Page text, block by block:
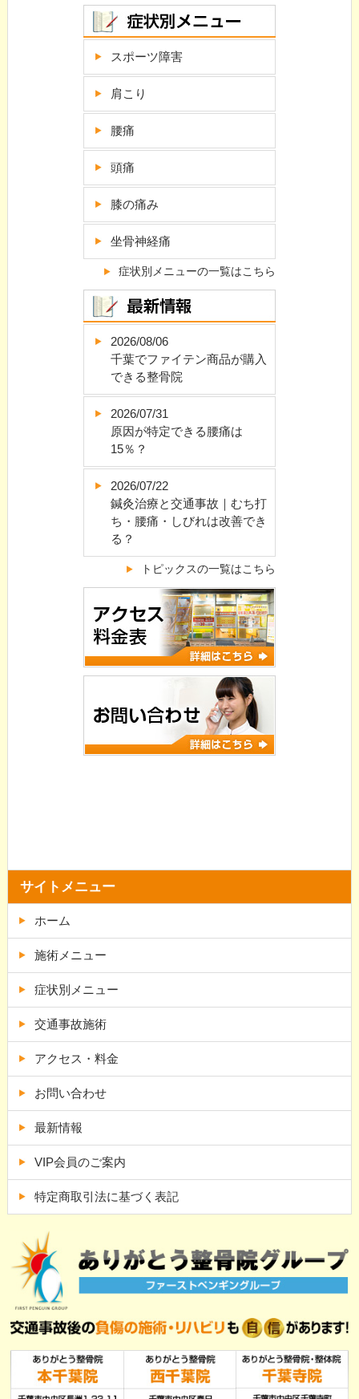
スポーツ障害
肩こり
腰痛
頭痛
膝の痛み
坐骨神経痛
症状別メニューの一覧はこちら
2026/08/06
千葉でファイテン商品が購入
できる整骨院
2026/07/31
原因が特定できる腰痛は
15％？
2026/07/22
鍼灸治療と交通事故｜むち打
ち・腰痛・しびれは改善でき
る？
トピックスの一覧はこちら
サイトメニュー
ホーム
施術メニュー
症状別メニュー
交通事故施術
アクセス・料金
お問い合わせ
最新情報
VIP会員のご案内
特定商取引法に基づく表記